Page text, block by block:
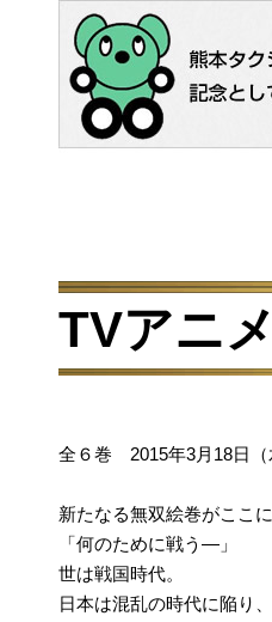
TVアニ
全６巻 2015年3月18日（
新たなる無双絵巻がここに
「何のために戦う―」
世は戦国時代。
日本は混乱の時代に陥り